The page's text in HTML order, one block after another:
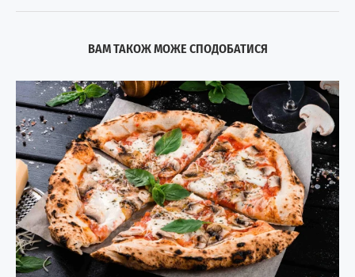
ВАМ ТАКОЖ МОЖЕ СПОДОБАТИСЯ